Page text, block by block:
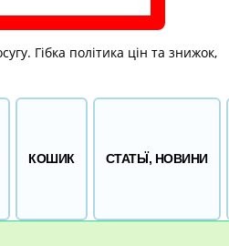
Гібка політика цін та знижок,
КОШИК СТАТЬЇ, НОВИНИ